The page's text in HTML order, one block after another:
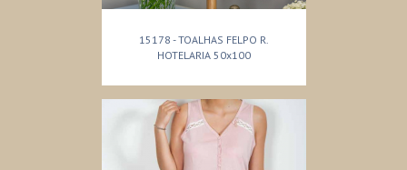
15178 - TOALHAS FELPO R.
HOTELARIA 50x100